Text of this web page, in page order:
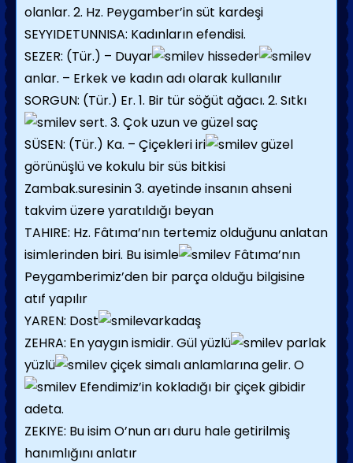
olanlar. 2. Hz. Peygamber’in süt kardeşi
SEYYIDETUNNISA: Kadınların efendisi.
SEZER: (Tür.) – Duyar
hisseder
anlar. – Erkek ve kadın adı olarak kullanılır
SORGUN: (Tür.) Er. 1. Bir tür söğüt ağacı. 2. Sıtkı
sert. 3. Çok uzun ve güzel saç
SÜSEN: (Tür.) Ka. – Çiçekleri iri
güzel
görünüşlü ve kokulu bir süs bitkisi
Zambak.suresinin 3. ayetinde insanın ahseni
takvim üzere yaratıldığı beyan
TAHIRE: Hz. Fâtıma’nın tertemiz olduğunu anlatan
isimlerinden biri. Bu isimle
Fâtıma’nın
Peygamberimiz’den bir parça olduğu bilgisine
atıf yapılır
YAREN: Dost
arkadaş
ZEHRA: En yaygın ismidir. Gül yüzlü
parlak
yüzlü
çiçek simalı anlamlarına gelir. O
Efendimiz’in kokladığı bir çiçek gibidir
adeta.
ZEKIYE: Bu isim O’nun arı duru hale getirilmiş
hanımlığını anlatır